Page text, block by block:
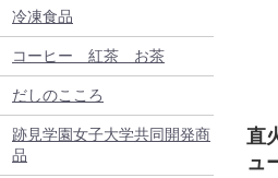
冷凍食品
コーヒー 紅茶 お茶
だしのこころ
跡見学園女子大学共同開発商
品
直
ュ